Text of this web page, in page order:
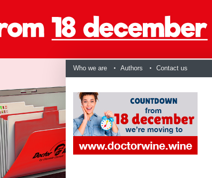
Who we are Authors Contact us